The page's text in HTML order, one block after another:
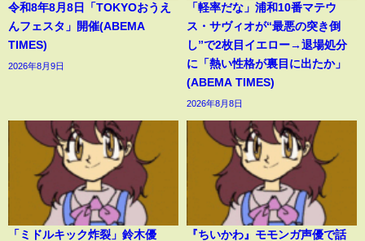
令和8年8月8日「TOKYOおうえ
んフェスタ」開催(ABEMA
TIMES)
2026年8月9日
「軽率だな」浦和10番マテウ
ス・サヴィオが“最悪の突き倒
し”で2枚目イエロー→退場処分
に「熱い性格が裏目に出たか」
(ABEMA TIMES)
2026年8月8日
「ミドルキック炸裂」鈴木優
『ちいかわ』モモンガ声優で話